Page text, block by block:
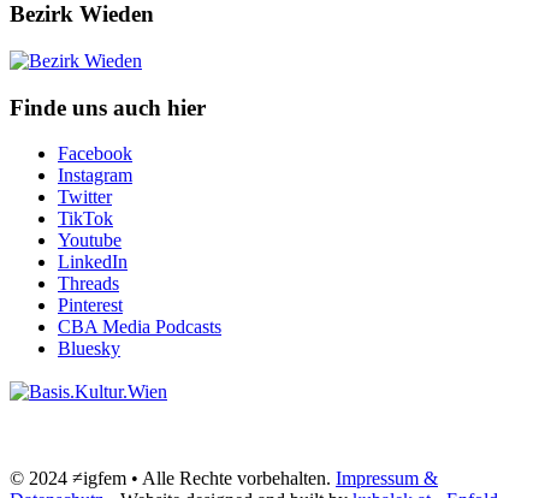
Bezirk Wieden
Finde uns auch hier
Facebook
Instagram
Twitter
TikTok
Youtube
LinkedIn
Threads
Pinterest
CBA Media Podcasts
Bluesky
© 2024 ≠igfem • Alle Rechte vorbehalten. Impressum &